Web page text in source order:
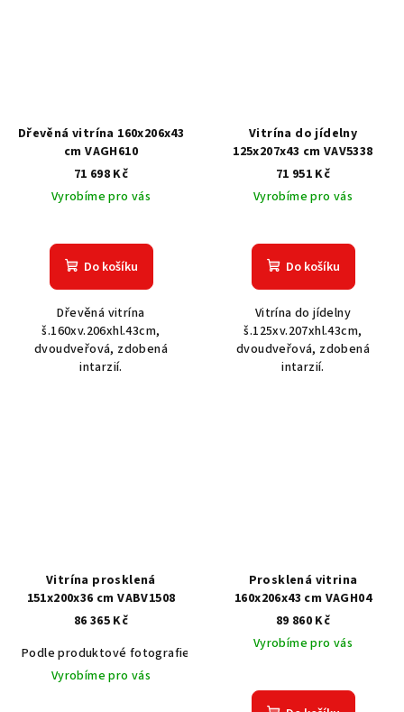
Dřevěná vitrína 160x206x43
cm VAGH610
71 698 Kč
Vyrobíme pro vás
Do košíku
Dřevěná vitrína
š.160xv.206xhl.43cm,
dvoudveřová, zdobená
intarzií.
Vitrína do jídelny
125x207x43 cm VAV5338
71 951 Kč
Vyrobíme pro vás
Do košíku
Vitrína do jídelny
š.125xv.207xhl.43cm,
dvoudveřová, zdobená
intarzií.
Vitrína prosklená
151x200x36 cm VABV1508
86 365 Kč
Podle produktové fotografie
Akát vintage BT1551
Dub světlý
Vyrobíme pro vás
Prosklená vitrina
160x206x43 cm VAGH04
89 860 Kč
Vyrobíme pro vás